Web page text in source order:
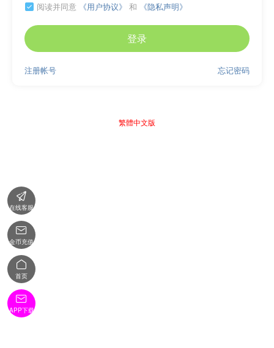
 阅读并同意 《用户协议》 和 《隐私声明》
登录
忘记密码
注册帐号
繁體中文版

在线客服

金币充值

首页

APP下载